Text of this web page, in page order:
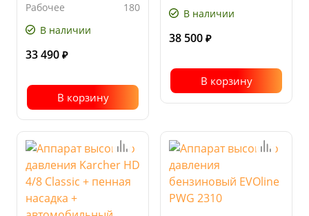
Рабочее
бар
180
В наличии
33 490 ₽
В корзину
давление,
барВ наличии
38 500 ₽
В корзину